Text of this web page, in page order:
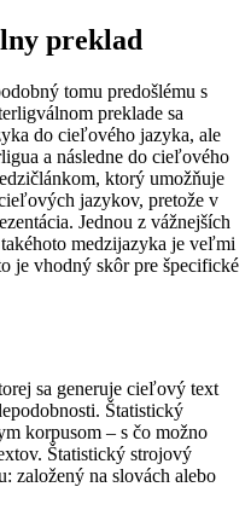
preklad
tomu predošlému s
preklade sa
do cieľového jazyka, ale
a následne do cieľového
ktorý umožňuje
jazykov, pretože v
Jednou z vážnejších
medzijazyka je veľmi
je vhodný skôr pre špecifické
sa generuje cieľový text
Štatistický
korpusom – s čo možno
Štatistický strojový
založený na slovách alebo